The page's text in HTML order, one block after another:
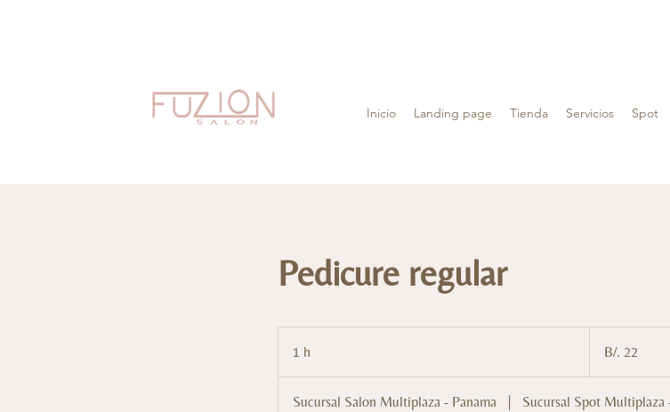
Inicio Landing page Tienda Servicios Spot
Pedicure regular
1 h
panameños
B/. 22
Sucursal Salon Multiplaza - Panama Sucursal Spot Multiplaza